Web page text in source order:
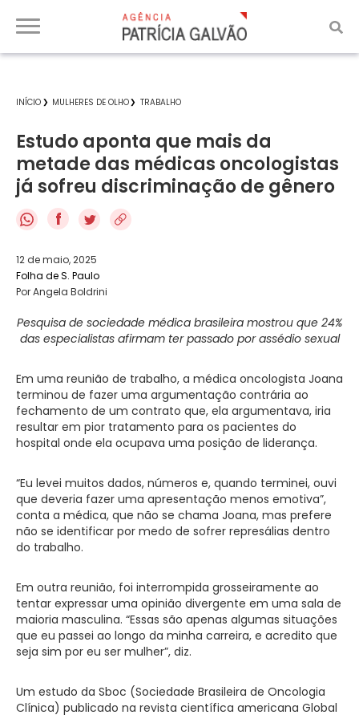
INÍCIO MULHERES DE OLHO TRABALHO
Estudo aponta que mais da
metade das médicas oncologistas
já sofreu discriminação de gênero
f
12 de maio, 2025
Folha de S. Paulo
Por Angela Boldrini
Pesquisa de sociedade médica brasileira mostrou que 24%
das especialistas afirmam ter passado por assédio sexual
Em uma reunião de trabalho, a médica oncologista Joana
terminou de fazer uma argumentação contrária ao
fechamento de um contrato que, ela argumentava, iria
resultar em pior tratamento para os pacientes do
hospital onde ela ocupava uma posição de liderança.
“Eu levei muitos dados, números e, quando terminei, ouvi
que deveria fazer uma apresentação menos emotiva”,
conta a médica, que não se chama Joana, mas prefere
não se identificar por medo de sofrer represálias dentro
do trabalho.
Em outra reunião, foi interrompida grosseiramente ao
tentar expressar uma opinião divergente em uma sala de
maioria masculina. “Essas são apenas algumas situações
que eu passei ao longo da minha carreira, e acredito que
seja sim por eu ser mulher”, diz.
Um estudo da Sboc (Sociedade Brasileira de Oncologia
Clínica) publicado na revista científica americana Global